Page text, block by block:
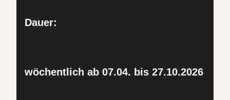
Dauer:
wöchentlich ab 07.04. bis 27.10.2026